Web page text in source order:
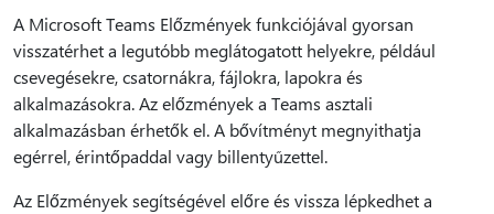
A Microsoft Teams Előzmények funkciójával gyorsan
visszatérhet a legutóbb meglátogatott helyekre, például
csevegésekre, csatornákra, fájlokra, lapokra és
alkalmazásokra. Az előzmények a Teams asztali
alkalmazásban érhetők el. A bővítményt megnyithatja
egérrel, érintőpaddal vagy billentyűzettel.
Az Előzmények segítségével előre és vissza lépkedhet a